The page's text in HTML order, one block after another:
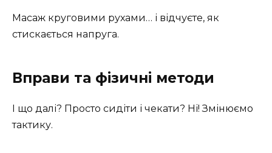
Масаж круговими рухами… і відчуєте, як
стискається напруга.
Вправи та фізичні методи
І що далі? Просто сидіти і чекати? Ні! Змінюємо
тактику.